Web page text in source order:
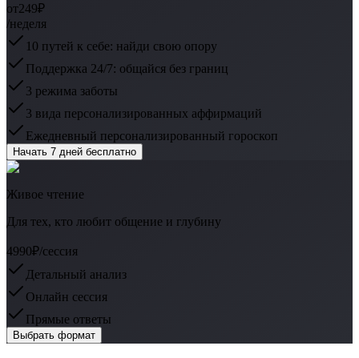
от249₽
/неделя
10 путей к себе: найди свою опору
Поддержка 24/7: общайся без границ
3 режима заботы
3 вида персонализированных аффирмаций
Ежедневный персонализированный гороскоп
Начать 7 дней бесплатно
Живое чтение
Для тех, кто любит общение и глубину
4990₽/сессия
Детальный анализ
Онлайн сессия
Прямые ответы
Выбрать формат